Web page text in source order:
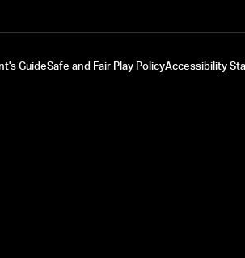
GuideSafe and Fair Play PolicyAccessibility